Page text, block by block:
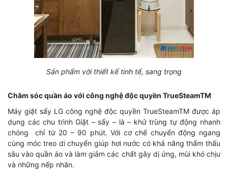
Sản phẩm với thiết kế tinh tế, sang trọng
Chăm sóc quần áo với công nghệ độc quyền TrueSteamTM
Máy giặt sấy LG công nghệ độc quyền TrueSteamTM được áp
dụng các chu trình Giặt – sấy – là – khử trùng tự động nhanh
chóng chỉ từ 20 – 90 phút. Với cơ chế chuyển động ngang
cùng móc treo di chuyển giúp hơi nước có khả năng thẩm thấu
sâu vào quần áo và làm giảm các chất gây dị ứng, mùi khó chịu
và những nếp nhăn.